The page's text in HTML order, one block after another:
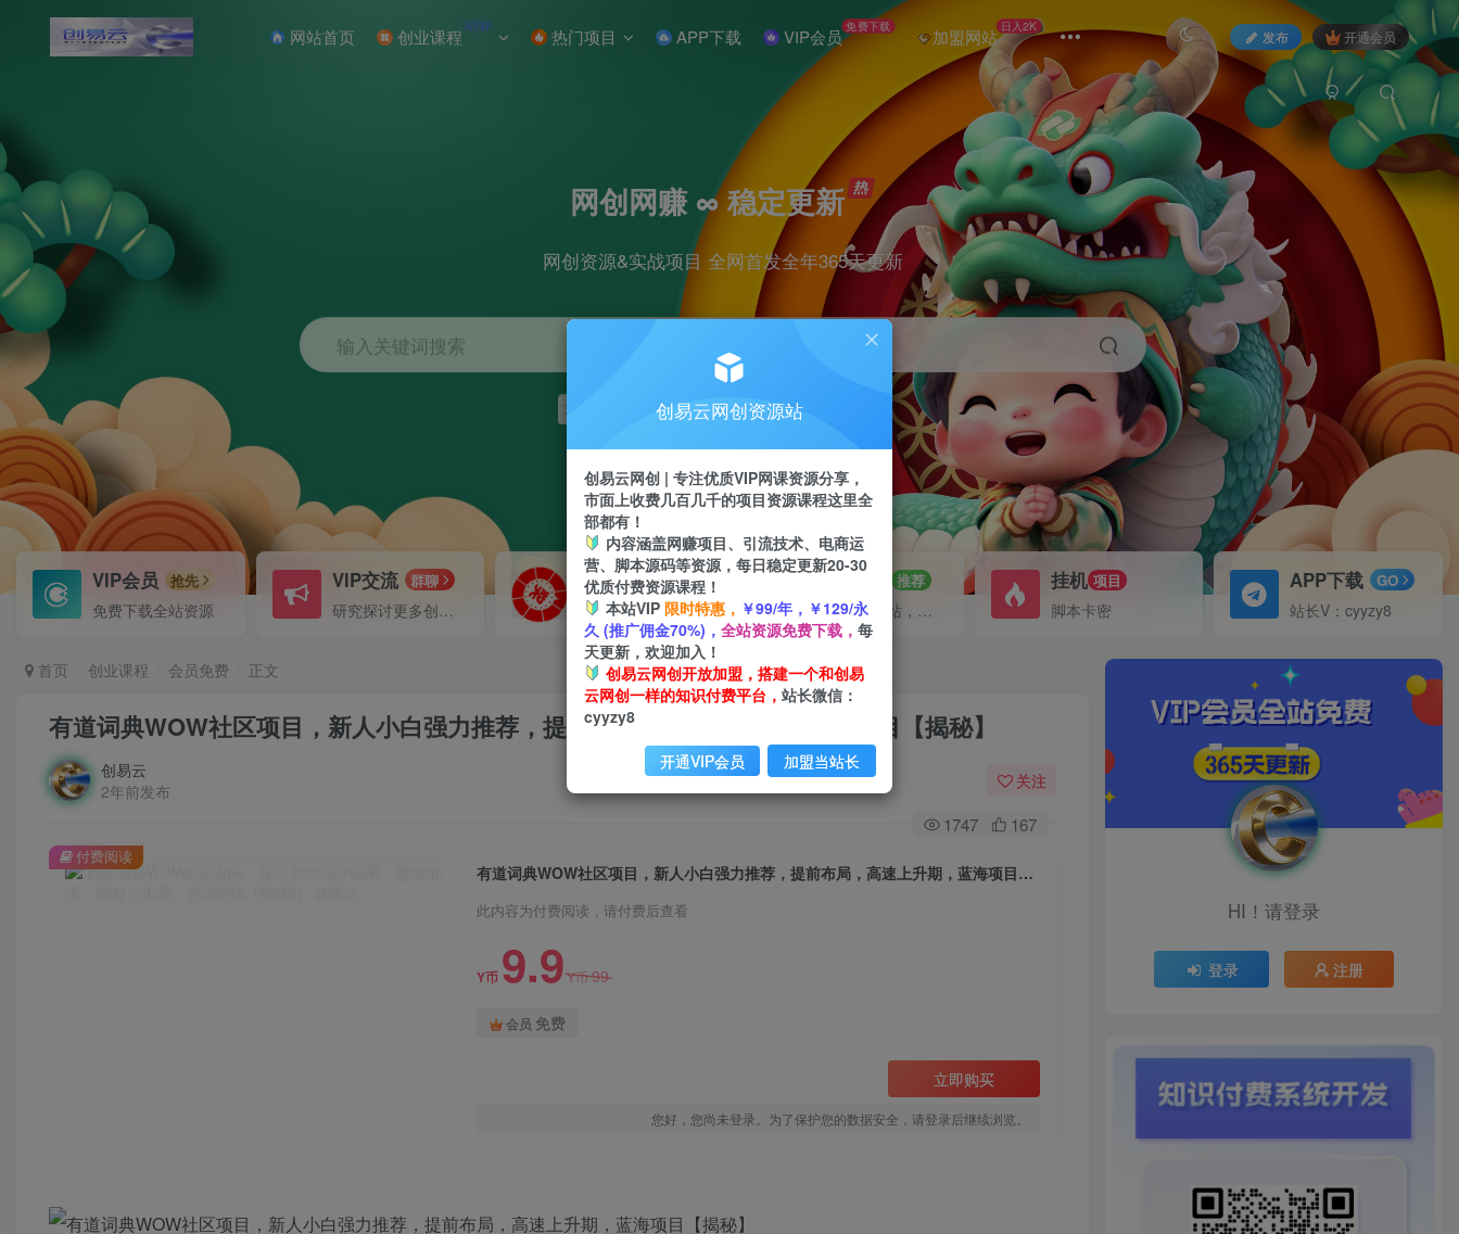
网站首页 创业课程 NEW 热门项目 APP下载 VIP会员 免费下载 加盟网站 日入2K
发布 开通会员
网创网赚 ∞ 稳定更新
网创资源&实战项目 全网首发全年365天更新
输入关键词搜索
项目 引流 短视频 剪辑
VIP会员 抢先
免费下载全站资源
VIP交流 群聊
研究探讨更多创业项目路子。
VIP推广
70%分佣
会员专属推广链接
招募站长 推荐
搭建同款网站，自己当老板
挂机 项目
脚本卡密
APP下载 GO
站长V：cyyzy8
首页 创业课程 会员免费 正文
有道词典WOW社区项目，新人小白强力推荐，提前布局，高速上升期，蓝海项目【揭秘】
创易云
2年前发布
关注
1747 167
有道词典WOW社区项目，新人小白强力推荐，提前布局，高速上升期，蓝海项目【揭秘】
此内容为付费阅读，请付费后查看
Y币 9.9Y币99
会员 免费
立即购买
您好，您尚未登录。为了保护您的数据安全，请登录后继续浏览。
付费阅读
HI！请登录
登录 注册
创易云网创资源站
创易云网创 | 专注优质VIP网课资源分享，
市面上收费几百几千的项目资源课程这里全
部都有！
内容涵盖网赚项目、引流技术、电商运
营、脚本源码等资源，每日稳定更新20-30
优质付费资源课程！
本站VIP 限时特惠， ￥99/年，￥129/永
久 (推广佣金70%)， 全站资源免费下载， 每
天更新，欢迎加入！
创易云网创开放加盟，搭建一个和创易
云网创一样的知识付费平台， 站长微信：
cyyzy8
开通VIP会员 加盟当站长